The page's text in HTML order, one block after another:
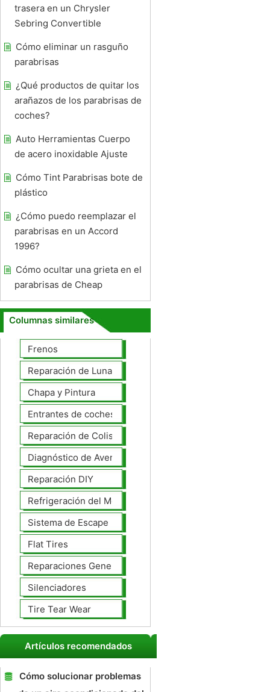
trasera en un Chrysler
Sebring Convertible
Cómo eliminar un rasguño
parabrisas
¿Qué productos de quitar los
arañazos de los parabrisas de
coches?
Auto Herramientas Cuerpo
de acero inoxidable Ajuste
Cómo Tint Parabrisas bote de
plástico
¿Cómo puedo reemplazar el
parabrisas en un Accord
1996?
Cómo ocultar una grieta en el
parabrisas de Cheap
Columnas similares
Frenos
Reparación de Lunas
Chapa y Pintura
Entrantes de coches
Reparación de Colisiones
Diagnóstico de Averías
Reparación DIY
Refrigeración del Motor
Sistema de Escape
Flat Tires
Reparaciones Generales
Silenciadores
Tire Tear Wear
Artículos recomendados
Cómo solucionar problemas